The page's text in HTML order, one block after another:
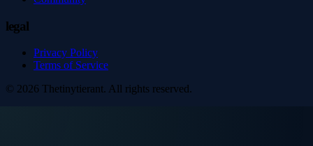
legal
Privacy Policy
Terms of Service
© 2026 Thetinytierant. All rights reserved.